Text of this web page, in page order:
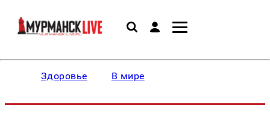
Здоровье В мире